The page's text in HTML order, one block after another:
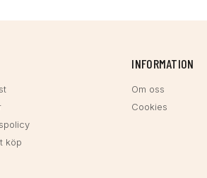
köp
INFORMATION
Om oss
Cookies